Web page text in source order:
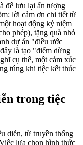
để lưu lại ấn tượng
lời cảm ơn chi tiết từ
hoạt động kỷ niệm
phép), tặng quà nhỏ
dự án "điều ước
là tạo "điểm dừng
cụ thể, một cảm xúc
túng khi tiệc kết thúc
trong tiệc
diễn, từ truyền thống
lựa chọn hình thức